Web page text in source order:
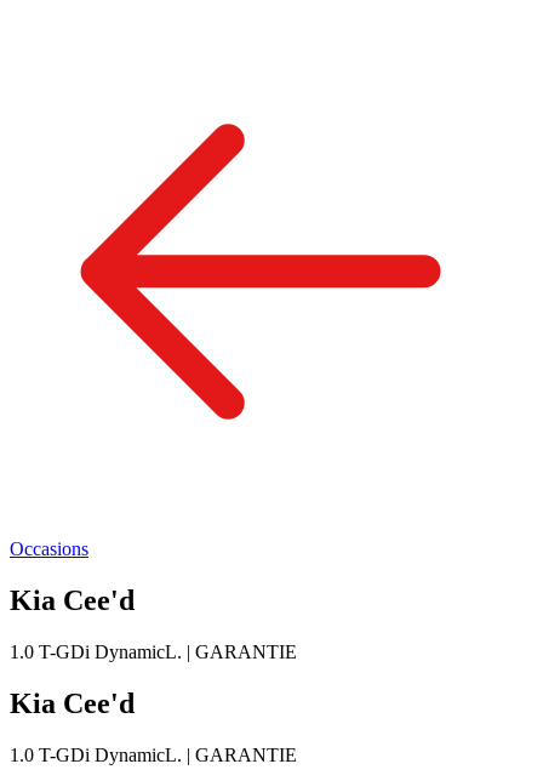
Occasions
Kia Cee'd
1.0 T-GDi DynamicL. | GARANTIE
Kia Cee'd
1.0 T-GDi DynamicL. | GARANTIE